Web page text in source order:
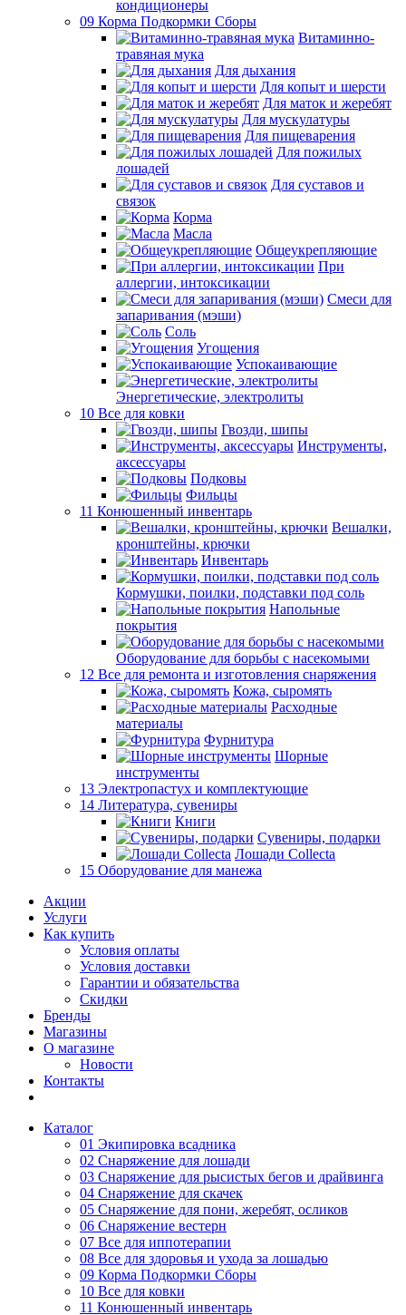
кондиционеры
09 Корма Подкормки Сборы
Витаминно-
травяная мука
Для дыхания
Для копыт и шерсти
Для маток и жеребят
Для мускулатуры
Для пищеварения
Для пожилых
лошадей
Для суставов и
связок
Корма
Масла
Общеукрепляющие
При
аллергии, интоксикации
Смеси для
запаривания (мэши)
Соль
Угощения
Успокаивающие
Энергетические, электролиты
10 Все для ковки
Гвозди, шипы
Инструменты,
аксессуары
Подковы
Фильцы
11 Конюшенный инвентарь
Вешалки,
кронштейны, крючки
Инвентарь
Кормушки, поилки, подставки под соль
Напольные
покрытия
Оборудование для борьбы с насекомыми
12 Все для ремонта и изготовления снаряжения
Кожа, сыромять
Расходные
материалы
Фурнитура
Шорные
инструменты
13 Электропастух и комплектующие
14 Литература, сувениры
Книги
Сувениры, подарки
Лошади Collecta
15 Оборудование для манежа
Акции
Услуги
Как купить
Условия оплаты
Условия доставки
Гарантии и обязательства
Скидки
Бренды
Магазины
О магазине
Новости
Контакты
Каталог
01 Экипировка всадника
02 Снаряжение для лошади
03 Снаряжение для рысистых бегов и драйвинга
04 Снаряжение для скачек
05 Снаряжение для пони, жеребят, осликов
06 Снаряжение вестерн
07 Все для иппотерапии
08 Все для здоровья и ухода за лошадью
09 Корма Подкормки Сборы
10 Все для ковки
11 Конюшенный инвентарь